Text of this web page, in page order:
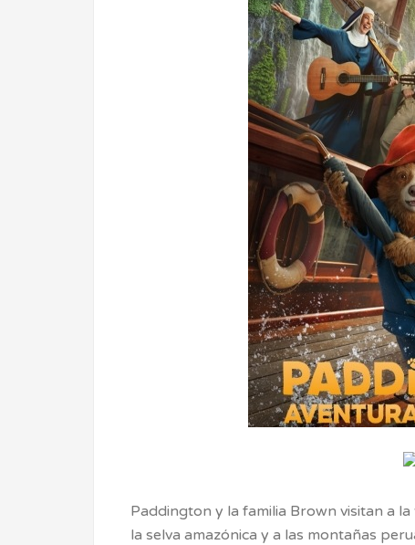
Paddington y la familia Brown visitan a
la selva amazónica y a las montañas